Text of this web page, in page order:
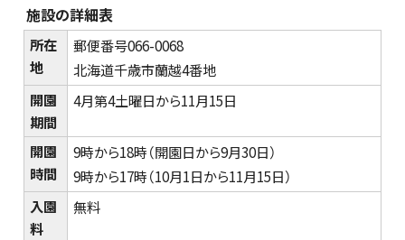
施設の詳細表
所在
地
郵便番号066-0068
北海道千歳市蘭越4番地
開園
期間
4月第4土曜日から11月15日
開園
時間
9時から18時（開園日から9月30日）
9時から17時（10月1日から11月15日）
入園
料
無料